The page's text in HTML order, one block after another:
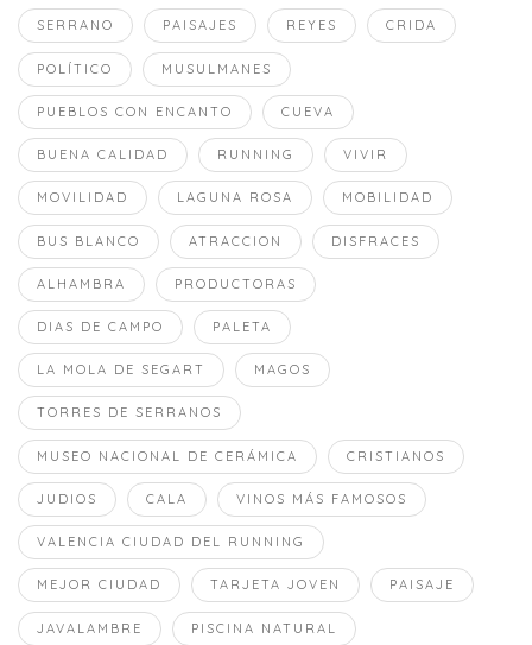
SERRANO PAISAJES REYES CRIDA
POLÍTICO MUSULMANES
PUEBLOS CON ENCANTO CUEVA
BUENA CALIDAD RUNNING VIVIR
MOVILIDAD LAGUNA ROSA MOBILIDAD
BUS BLANCO ATRACCION DISFRACES
ALHAMBRA PRODUCTORAS
DIAS DE CAMPO PALETA
LA MOLA DE SEGART MAGOS
TORRES DE SERRANOS
MUSEO NACIONAL DE CERÁMICA CRISTIANOS
JUDIOS CALA VINOS MÁS FAMOSOS
VALENCIA CIUDAD DEL RUNNING
MEJOR CIUDAD TARJETA JOVEN PAISAJE
JAVALAMBRE PISCINA NATURAL